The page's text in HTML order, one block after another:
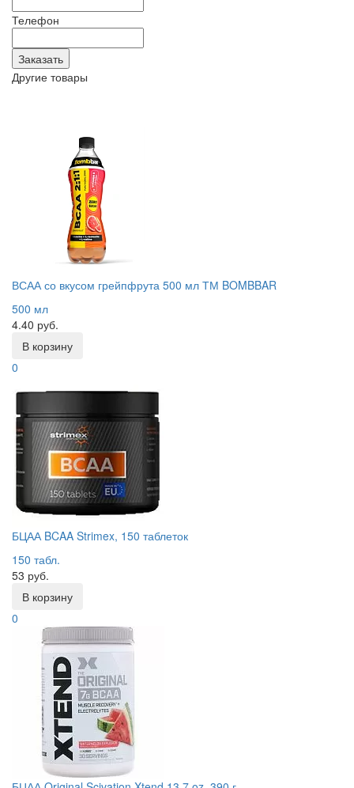
Телефон
Другие товары
ВСАА со вкусом грейпфрута 500 мл ТМ BOMBBAR
500 мл
4.40 руб.
В корзину
0
БЦАА BCAA Strimex, 150 таблеток
150 табл.
53 руб.
В корзину
0